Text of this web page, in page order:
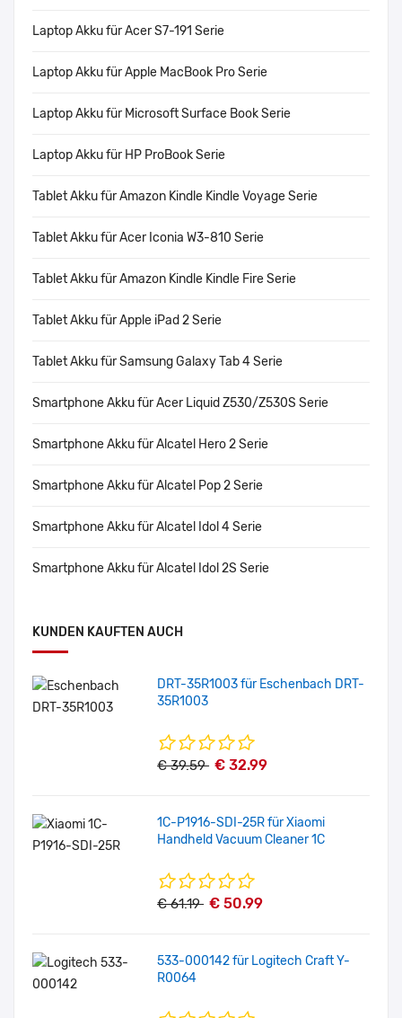
Laptop Akku für Acer S7-191 Serie
Laptop Akku für Apple MacBook Pro Serie
Laptop Akku für Microsoft Surface Book Serie
Laptop Akku für HP ProBook Serie
Tablet Akku für Amazon Kindle Kindle Voyage Serie
Tablet Akku für Acer Iconia W3-810 Serie
Tablet Akku für Amazon Kindle Kindle Fire Serie
Tablet Akku für Apple iPad 2 Serie
Tablet Akku für Samsung Galaxy Tab 4 Serie
Smartphone Akku für Acer Liquid Z530/Z530S Serie
Smartphone Akku für Alcatel Hero 2 Serie
Smartphone Akku für Alcatel Pop 2 Serie
Smartphone Akku für Alcatel Idol 4 Serie
Smartphone Akku für Alcatel Idol 2S Serie
KUNDEN KAUFTEN AUCH
DRT-35R1003 für Eschenbach DRT-
35R1003
€ 39.59 € 32.99
1C-P1916-SDI-25R für Xiaomi
Handheld Vacuum Cleaner 1C
€ 61.19 € 50.99
533-000142 für Logitech Craft Y-
R0064